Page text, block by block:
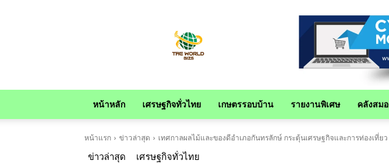
หน้าหลัก เศรษฐกิจทั่วไทย เกษตรรอบบ้าน รายงานพิเศษ คลังสม
หน้าแรก ข่าวล่าสุด เทศกาลผลไม้และของดีอำเภอกันทรลักษ์ กระตุ้นเศรษฐกิจและการท่องเที่ยว
ข่าวล่าสุด เศรษฐกิจทั่วไทย